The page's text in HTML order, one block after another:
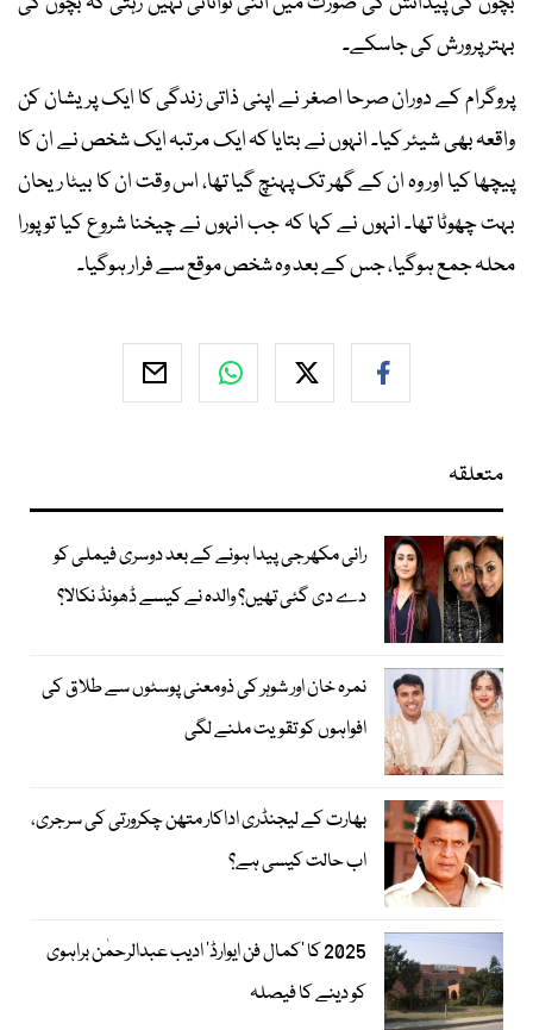
بہتر پرورش کی جاسکے۔
پروگرام کے دوران صرحا اصغر نے اپنی ذاتی زندگی کا ایک پریشان کن
واقعہ بھی شیئر کیا۔ انہوں نے بتایا کہ ایک مرتبہ ایک شخص نے ان کا
پیچھا کیا اور وہ ان کے گھر تک پہنچ گیا تھا، اس وقت ان کا بیٹا ریحان
بہت چھوٹا تھا۔ انہوں نے کہا کہ جب انہوں نے چیخنا شروع کیا تو پورا
محلہ جمع ہوگیا، جس کے بعد وہ شخص موقع سے فرار ہوگیا۔
متعلقہ
رانی مکھرجی پیدا ہونے کے بعد دوسری فیملی کو
دے دی گئی تھیں؟ والدہ نے کیسے ڈھونڈ نکالا؟
نمرہ خان اور شوہر کی ذومعنی پوسٹوں سے طلاق کی
افواہوں کو تقویت ملنے لگی
بھارت کے لیجنڈری اداکار متھن چکرورتی کی سرجری،
اب حالت کیسی ہے؟
2025 کا ’کمال فن ایوارڈ‘ ادیب عبدالرحمٰن براہوی
کو دینے کا فیصلہ